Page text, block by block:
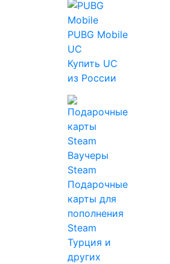
PUBG Mobile
UC
Купить UC
из России
Ваучеры
Steam
Подарочные
карты для
пополнения
Steam
Турция и
других
Жанр
Ролевые
Экшены
Инди
Стратегии
Приключенческие
Казуальные
Симуляторы
Гонки
Спортивные
Многопользовательские